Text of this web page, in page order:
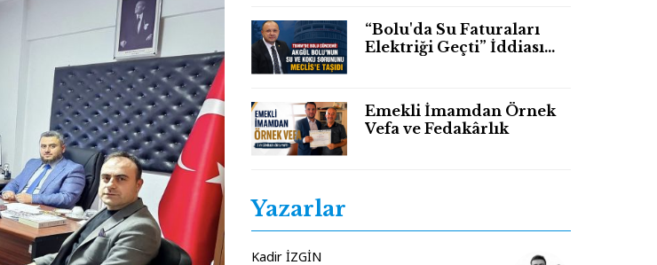
“Bolu'da Su Faturaları
Elektriği Geçti” İddiası
Emekli İmamdan Örnek
Vefa ve Fedakârlık
Yazarlar
Kadir İZGİN